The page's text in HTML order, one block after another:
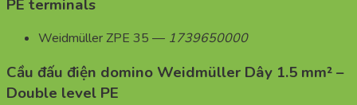
PE terminals
Weidmüller ZPE 35 — 1739650000
Cầu đấu điện domino Weidmüller Dây 1.5 mm² –
Double level PE